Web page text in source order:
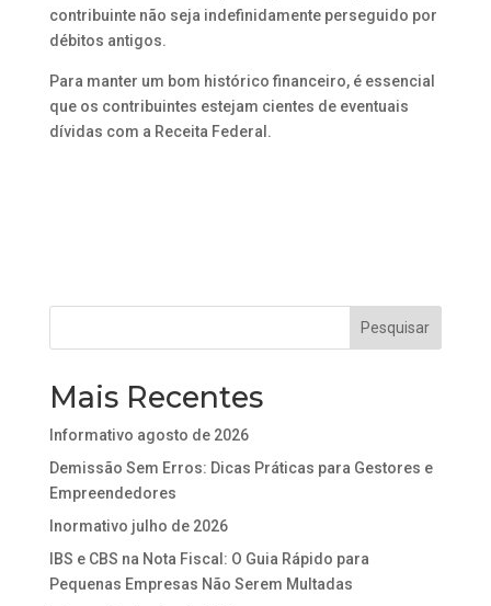
contribuinte não seja indefinidamente perseguido por
débitos antigos.
Para manter um bom histórico financeiro, é essencial
que os contribuintes estejam cientes de eventuais
dívidas com a Receita Federal.
Mais Recentes
Informativo agosto de 2026
Demissão Sem Erros: Dicas Práticas para Gestores e
Empreendedores
Inormativo julho de 2026
IBS e CBS na Nota Fiscal: O Guia Rápido para
Pequenas Empresas Não Serem Multadas